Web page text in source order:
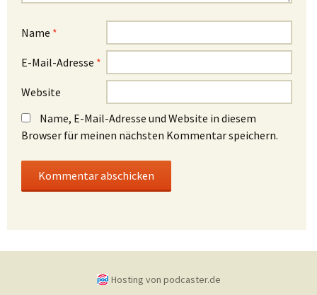
Name *
E-Mail-Adresse *
Website
Name, E-Mail-Adresse und Website in diesem
Browser für meinen nächsten Kommentar speichern.
Hosting von podcaster.de